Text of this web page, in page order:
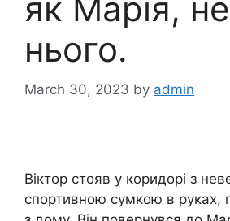
як Марія,
нього.
March 30, 2023 by admin
Віктор стояв у коридорі з
спортивною сумкою в руках,